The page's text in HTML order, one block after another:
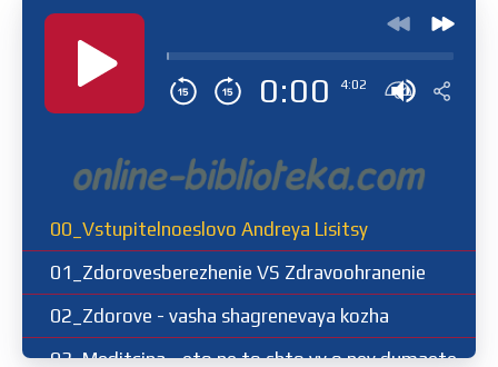
0:00 4:02
00_Vstupitelnoeslovo Andreya Lisitsy
01_Zdorovesberezhenie VS Zdravoohranenie
02_Zdorove - vasha shagrenevaya kozha
03_Meditsina - eto ne to chto vy o ney dumaete